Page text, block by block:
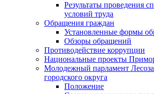
Результаты проведения
условий труда
Обращения граждан
Установленные формы
Обзоры обращений
Противодействие коррупции
Национальные проекты
Молодежный парламент
городского округа
Положение